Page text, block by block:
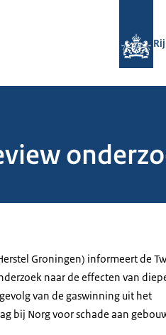
Groningen) informeert de
naar de effecten van
van de gaswinning uit het
bij Norg voor schade aan